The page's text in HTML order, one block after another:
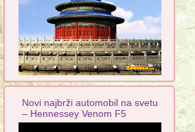
Novi najbrži automobil na svetu
– Hennessey Venom F5